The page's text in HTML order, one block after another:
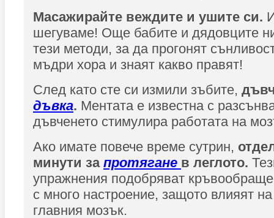
Масажирайте веждите и ушите си.
шегуваме! Още бабите и дядовците
тези методи, за да прогонят
мъдри хора и знаят какво правят!
След като сте си измили зъбите,
дъвка. Ментата е известна с
дъвченето стимулира работата на
Ако имате повече време сутрин,
минути за протягане в леглото.
упражнения подобряват
с много настроение, защото влияят
главния мозък.